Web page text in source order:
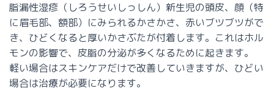
脂漏性湿疹（しろうせいしっしん） 新生児の頭皮、顔（特
に眉毛部、額部）にみられるかさかさ、赤いブツブツがで
き、ひどくなると厚いかさぶたが付着します。これはホル
モンの影響で、皮脂の分泌が多くなるために起きます。
軽い場合はスキンケアだけで改善していきますが、ひどい
場合は治療が必要になります。